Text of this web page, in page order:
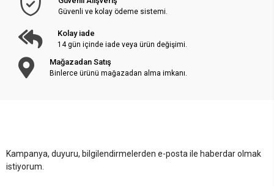
Güvenli ve kolay ödeme sistemi.
Kolay iade
14 gün içinde iade veya ürün değişimi.
Mağazadan Satış
Binlerce ürünü mağazadan alma imkanı.
Kampanya, duyuru, bilgilendirmelerden e-posta ile haberdar olmak
istiyorum.